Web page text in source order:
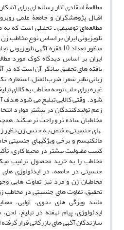
مطالعۀ انتقادی آثار رسانه­ ای برای
اقبال پژوهشگران و جامعۀ علمی
مطالعه‌ای توصیفی ­ـ ­تحلیلی است که به
تلویزیونی ایران بر اساس نوع مخاطب
منظور تعداد 10 فقره آگهی
ایران بر اساس دیدگاه کوک مورد
یافته ­های تحقیق بیانگر آن است که در
زبانی نظیر شعر، ضرب­ المثل، استعاره،
شود. وقتی کالایی تبلیغ می ­شود
زعم تولیدکنندگان در بیشتر موارد
های جنسیتی مختص به جنس زن نظیر
مانکنیسم و برخی ویژگی­های جنسیتی
کسب مقبولیت بیشتر در محیط کاری،
مخاطب را به خرید محصول ترغیب
جنسیتی در جامعه، در ایدئولوژی­
مخاطبان زن و مرد نیز تفاوت ­هایی
تحقیق، تفاوت ­های جنسیتی در مخاطب
مانند ویژگی­ های نحوی، آوایی،
ایدئولوژی، پیام نهفته در تبلیغ،
سازندگان آگهی ­های بازرگانی قرار